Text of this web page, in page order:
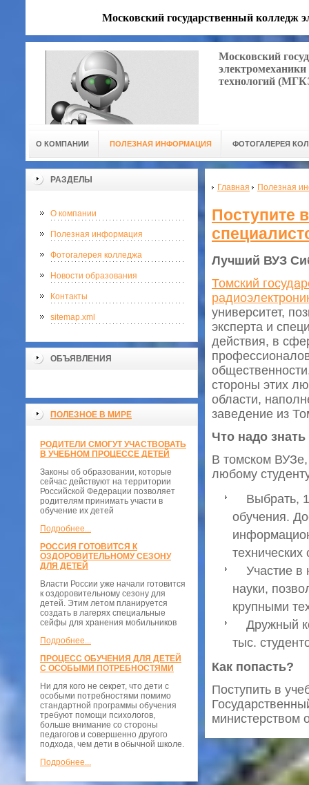
Московский государственный
Московский
технологий
О КОМПАНИИ ПОЛЕЗНАЯ ИНФОРМАЦИЯ ФОТОГАЛЕРЕЯ
РАЗДЕЛЫ
О компании
Полезная информация
Фотогалерея колледжа
Новости образования
Контакты
sitemap.xml
ОБЪЯВЛЕНИЯ
ПОЛЕЗНОЕ В МИРЕ
РОДИТЕЛИ СМОГУТ УЧАСТВОВАТЬ
В УЧЕБНОМ ПРОЦЕССЕ ДЕТЕЙ
Законы об образовании, которые
сейчас действуют на территории
Российской Федерации позволяет
родителям принимать участи в
обучение их детей
Подробнее...
РОССИЯ ГОТОВИТСЯ К
ОЗДОРОВИТЕЛЬНОМУ СЕЗОНУ
ДЛЯ ДЕТЕЙ
Власти России уже начали готовится
к оздоровительному сезону для
детей. Этим летом планируется
создать в лагерях специальные
сейфы для хранения мобильников
Подробнее...
ПРОЦЕСС ОБУЧЕНИЯ ДЛЯ ДЕТЕЙ
С ОСОБЫМИ ПОТРЕБНОСТЯМИ
Ни для кого не секрет, что дети с
особыми потребностями помимо
стандартной программы обучения
требуют помощи психологов,
больше внимание со стороны
педагогов и совершенно другого
подхода, чем дети в обычной школе.
Подробнее...
Главная Полезная
Поступите
Лучший ВУЗ
Томский
университет,
эксперта и
действия, в
стороны этих
области,
заведение из
Что надо
В томском
любому
Выбрать, 1
обучения.
технических
Участие в
науки,
крупными
Дружный
тыс.
Как попасть?
Поступить в
министерством